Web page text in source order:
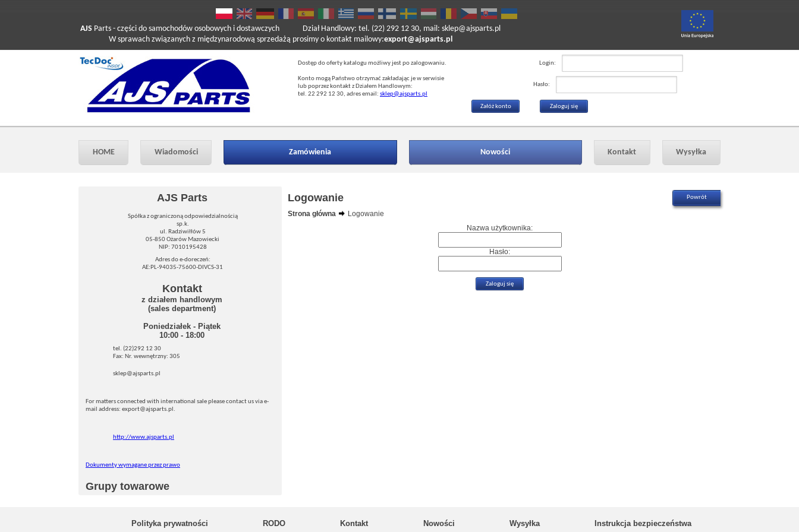
AJS Parts - części do samochodów osobowych i dostawczych
W sprawach związanych z międzynarodową sprzedażą prosimy o kontakt mailowy:export@ajsparts.pl
Dział Handlowy: tel. (22) 292 12 30, mail: sklep@ajsparts.pl
Dostęp do oferty katalogu możliwy jest po zalogowaniu.
Konto mogą Państwo otrzymać zakładając je w serwisie
lub poprzez kontakt z Działem Handlowym:
tel. 22 292 12 30, adres email: sklep@ajsparts.pl
Login:
Hasło:
Załóż konto
HOME Wiadomości Zamówienia Nowości Kontakt Wysyłka
AJS Parts
Spółka z ograniczoną odpowiedzialnością
sp.k.
ul. Radziwiłłów 5
05-850 Ożarów Mazowiecki
NIP: 7010195428
Adres do e-doreczeń:
AE:PL-94035-75600-DIVCS-31
Kontakt
z działem handlowym
(sales department)
Poniedziałek - Piątek
10:00 - 18:00
tel. (22)292 12 30
Fax: Nr. wewnętrzny: 305
sklep@ajsparts.pl
For matters connected with international sale please contact us via e-
mail address: export@ajsparts.pl.
http://www.ajsparts.pl
Dokumenty wymagane przez prawo
Grupy towarowe
Logowanie
Strona główna
Logowanie
Nazwa użytkownika:
Hasło:
Polityka prywatności RODO Kontakt Nowości Wysyłka Instrukcja bezpieczeństwa